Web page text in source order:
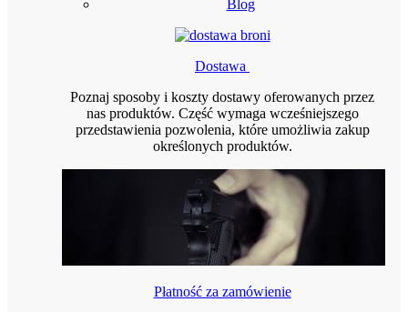
Blog
Dostawa
Poznaj sposoby i koszty dostawy oferowanych przez
nas produktów. Część wymaga wcześniejszego
przedstawienia pozwolenia, które umożliwia zakup
określonych produktów.
Płatność za zamówienie